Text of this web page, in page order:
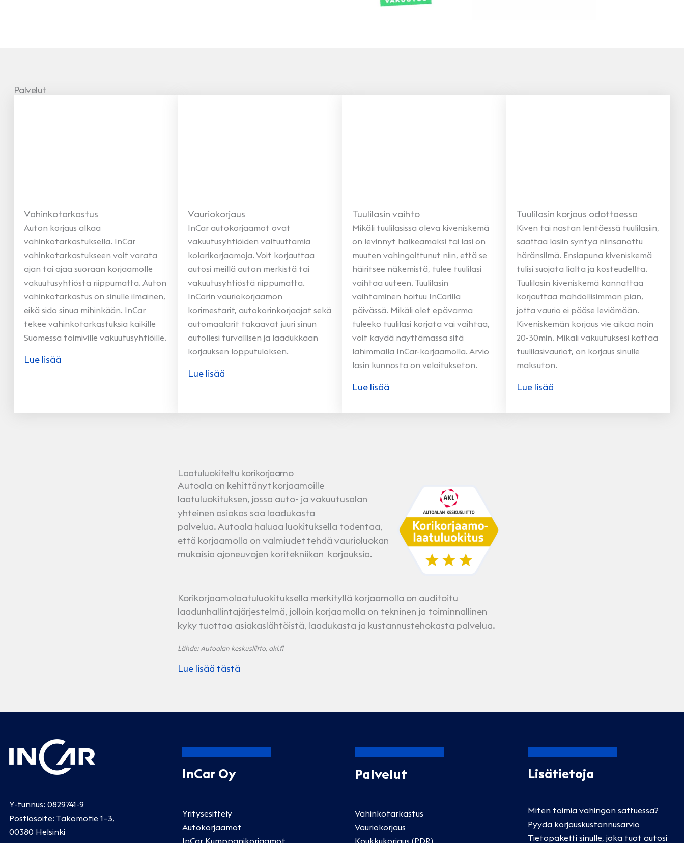
Palvelut
Vahinkotarkastus
Auton korjaus alkaa
vahinkotarkastuksella. InCar
vahinkotarkastukseen voit varata
ajan tai ajaa suoraan korjaamolle
vakuutusyhtiöstä riippumatta. Auton
vahinkotarkastus on sinulle ilmainen,
eikä sido sinua mihinkään. InCar
tekee vahinkotarkastuksia kaikille
Suomessa toimiville vakuutusyhtiöille.
Lue lisää
Vauriokorjaus
InCar autokorjaamot ovat
vakuutusyhtiöiden valtuuttamia
kolarikorjaamoja. Voit korjauttaa
autosi meillä auton merkistä tai
vakuutusyhtiöstä riippumatta.
InCarin vauriokorjaamon
korimestarit, autokorinkorjaajat sekä
automaalarit takaavat juuri sinun
autollesi turvallisen ja laadukkaan
korjauksen lopputuloksen.
Lue lisää
Tuulilasin vaihto
Mikäli tuulilasissa oleva kiveniskemä
on levinnyt halkeamaksi tai lasi on
muuten vahingoittunut niin, että se
häiritsee näkemistä, tulee tuulilasi
vaihtaa uuteen. Tuulilasin
vaihtaminen hoituu InCarilla
päivässä. Mikäli olet epävarma
tuleeko tuulilasi korjata vai vaihtaa,
voit käydä näyttämässä sitä
lähimmällä InCar-korjaamolla. Arvio
lasin kunnosta on veloitukseton.
Lue lisää
Tuulilasin korjaus odottaessa
Kiven tai nastan lentäessä tuulilasiin,
saattaa lasiin syntyä niinsanottu
häränsilmä. Ensiapuna kiveniskemä
tulisi suojata lialta ja kosteudellta.
Tuulilasin kiveniskemä kannattaa
korjauttaa mahdollisimman pian,
jotta vaurio ei pääse leviämään.
Kiveniskemän korjaus vie aikaa noin
20-30min. Mikäli vakuutuksesi kattaa
tuulilasivauriot, on korjaus sinulle
maksuton.
Lue lisää
Laatuluokiteltu korikorjaamo
Autoala on kehittänyt korjaamoille
laatuluokituksen, jossa auto- ja vakuutusalan
yhteinen asiakas saa laadukasta
palvelua. Autoala haluaa luokituksella todentaa,
että korjaamolla on valmiudet tehdä vaurioluokan
mukaisia ajoneuvojen koritekniikan korjauksia.
Korikorjaamolaatuluokituksella merkityllä korjaamolla on auditoitu
laadunhallintajärjestelmä, jolloin korjaamolla on tekninen ja toiminnallinen
kyky tuottaa asiakaslähtöistä, laadukasta ja kustannustehokasta palvelua.
Lähde: Autoalan keskusliitto, akl.fi
Lue lisää tästä
Y-tunnus: 0829741-9
Postiosoite: Takomotie 1–3,
00380 Helsinki
InCar Oy
Yritysesittely
Autokorjaamot
InCar Kumppanikorjaamot
Palvelut
Vahinkotarkastus
Vauriokorjaus
Koukkukorjaus (PDR)
Lisätietoja
Miten toimia vahingon sattuessa?
Pyydä korjauskustannusarvio
Tietopaketti sinulle, joka tuot autosi